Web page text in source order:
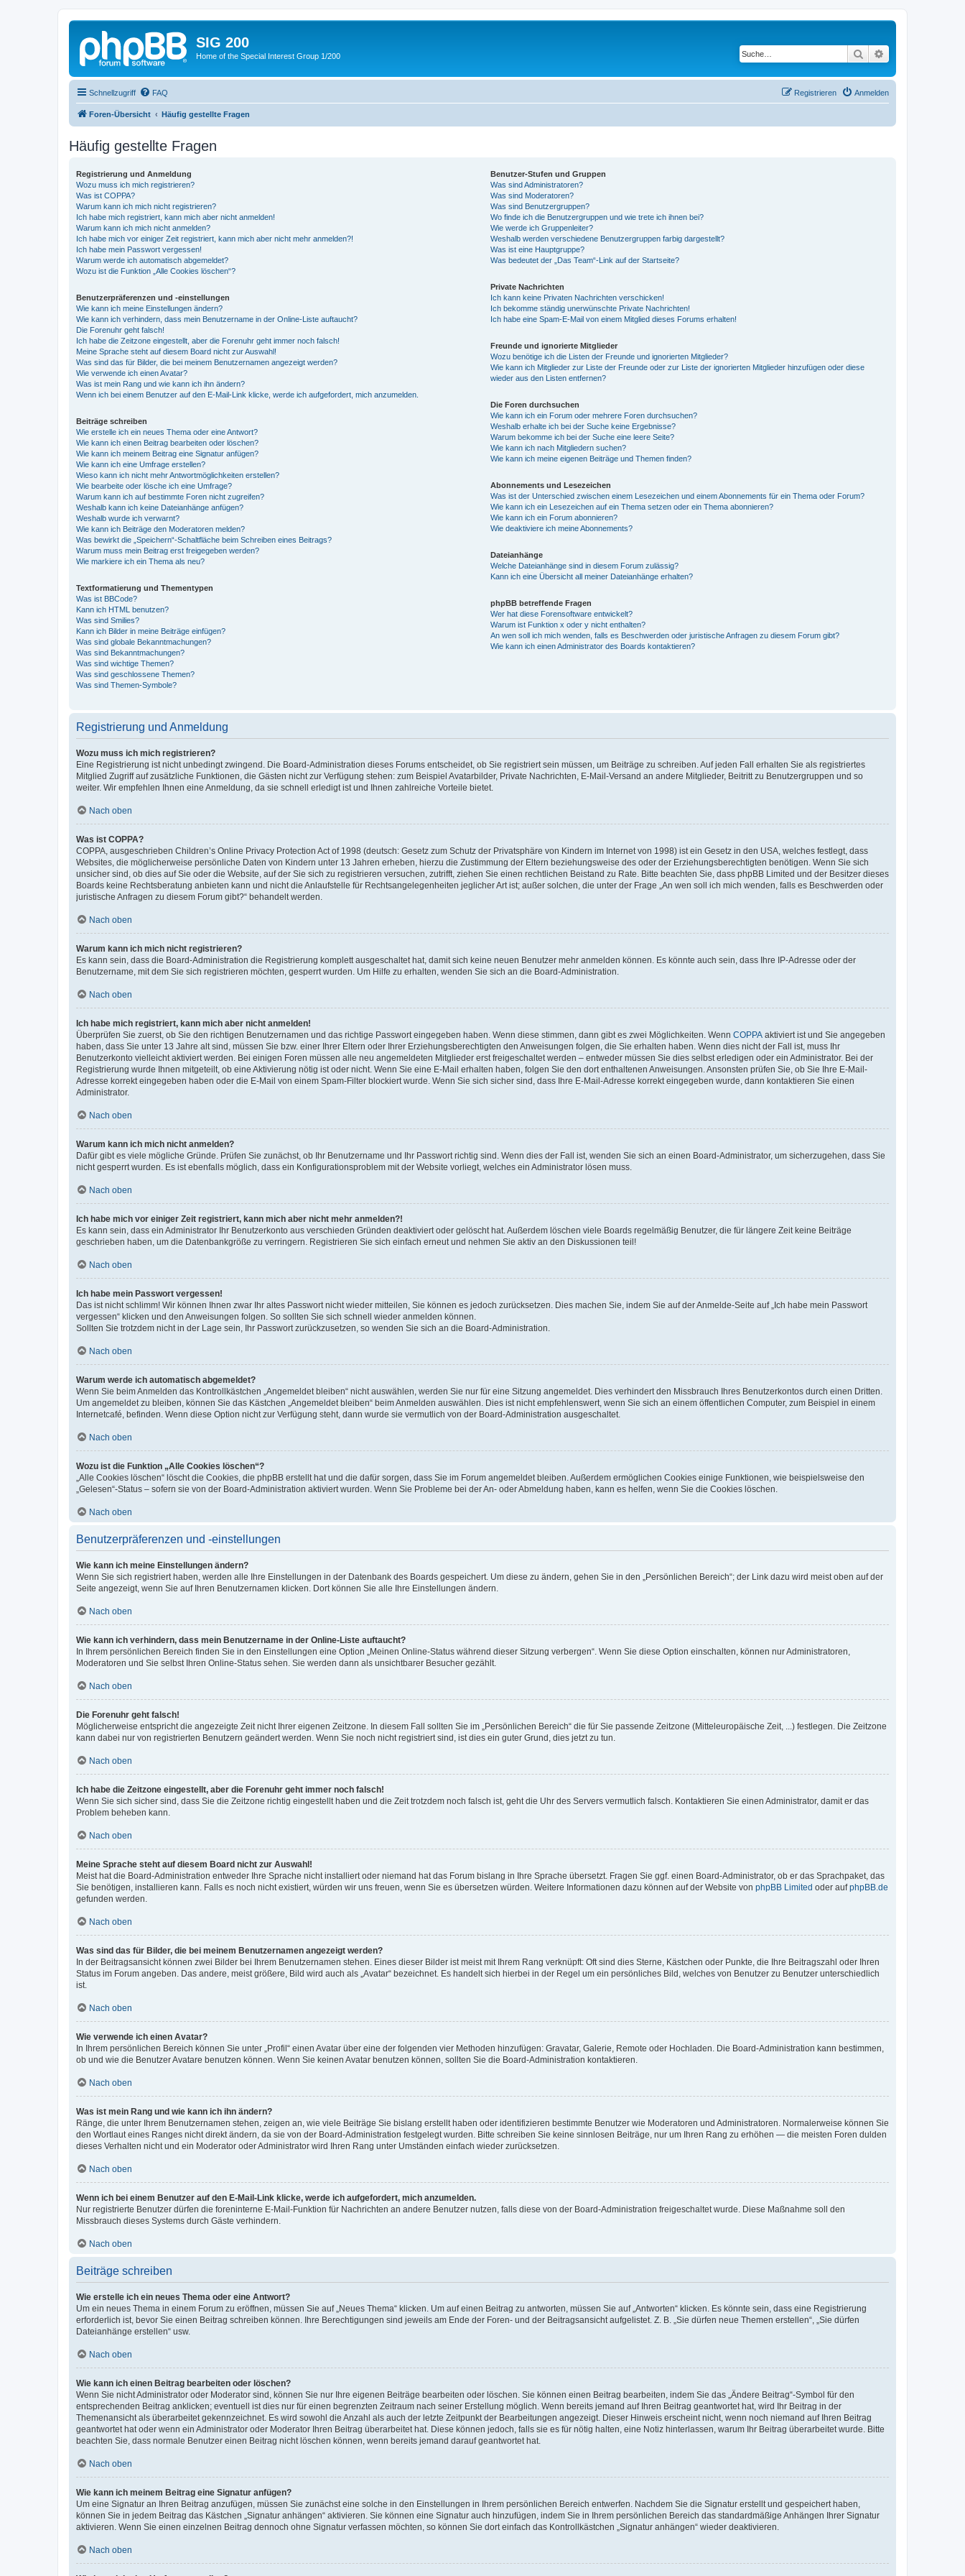
SIG 200
Home of the Special Interest Group 1/200 Suche
Schnellzugriff FAQ Anmelden
Registrieren
Foren-Übersicht Häufig gestellte Fragen
Häufig gestellte Fragen
Registrierung und Anmeldung
Wozu muss ich mich registrieren?
Was ist COPPA?
Warum kann ich mich nicht registrieren?
Ich habe mich registriert, kann mich aber nicht anmelden!
Warum kann ich mich nicht anmelden?
Ich habe mich vor einiger Zeit registriert, kann mich aber nicht mehr anmelden?!
Ich habe mein Passwort vergessen!
Warum werde ich automatisch abgemeldet?
Wozu ist die Funktion „Alle Cookies löschen“?
Benutzerpräferenzen und -einstellungen
Wie kann ich meine Einstellungen ändern?
Wie kann ich verhindern, dass mein Benutzername in der Online-Liste auftaucht?
Die Forenuhr geht falsch!
Ich habe die Zeitzone eingestellt, aber die Forenuhr geht immer noch falsch!
Meine Sprache steht auf diesem Board nicht zur Auswahl!
Was sind das für Bilder, die bei meinem Benutzernamen angezeigt werden?
Wie verwende ich einen Avatar?
Was ist mein Rang und wie kann ich ihn ändern?
Wenn ich bei einem Benutzer auf den E-Mail-Link klicke, werde ich aufgefordert, mich anzumelden.
Beiträge schreiben
Wie erstelle ich ein neues Thema oder eine Antwort?
Wie kann ich einen Beitrag bearbeiten oder löschen?
Wie kann ich meinem Beitrag eine Signatur anfügen?
Wie kann ich eine Umfrage erstellen?
Wieso kann ich nicht mehr Antwortmöglichkeiten erstellen?
Wie bearbeite oder lösche ich eine Umfrage?
Warum kann ich auf bestimmte Foren nicht zugreifen?
Weshalb kann ich keine Dateianhänge anfügen?
Weshalb wurde ich verwarnt?
Wie kann ich Beiträge den Moderatoren melden?
Was bewirkt die „Speichern“-Schaltfläche beim Schreiben eines Beitrags?
Warum muss mein Beitrag erst freigegeben werden?
Wie markiere ich ein Thema als neu?
Textformatierung und Thementypen
Was ist BBCode?
Kann ich HTML benutzen?
Was sind Smilies?
Kann ich Bilder in meine Beiträge einfügen?
Was sind globale Bekanntmachungen?
Was sind Bekanntmachungen?
Was sind wichtige Themen?
Was sind geschlossene Themen?
Was sind Themen-Symbole?
Benutzer-Stufen und Gruppen
Was sind Administratoren?
Was sind Moderatoren?
Was sind Benutzergruppen?
Wo finde ich die Benutzergruppen und wie trete ich ihnen bei?
Wie werde ich Gruppenleiter?
Weshalb werden verschiedene Benutzergruppen farbig dargestellt?
Was ist eine Hauptgruppe?
Was bedeutet der „Das Team“-Link auf der Startseite?
Private Nachrichten
Ich kann keine Privaten Nachrichten verschicken!
Ich bekomme ständig unerwünschte Private Nachrichten!
Ich habe eine Spam-E-Mail von einem Mitglied dieses Forums erhalten!
Freunde und ignorierte Mitglieder
Wozu benötige ich die Listen der Freunde und ignorierten Mitglieder?
Wie kann ich Mitglieder zur Liste der Freunde oder zur Liste der ignorierten Mitglieder hinzufügen oder diese
wieder aus den Listen entfernen?
Die Foren durchsuchen
Wie kann ich ein Forum oder mehrere Foren durchsuchen?
Weshalb erhalte ich bei der Suche keine Ergebnisse?
Warum bekomme ich bei der Suche eine leere Seite?
Wie kann ich nach Mitgliedern suchen?
Wie kann ich meine eigenen Beiträge und Themen finden?
Abonnements und Lesezeichen
Was ist der Unterschied zwischen einem Lesezeichen und einem Abonnements für ein Thema oder Forum?
Wie kann ich ein Lesezeichen auf ein Thema setzen oder ein Thema abonnieren?
Wie kann ich ein Forum abonnieren?
Wie deaktiviere ich meine Abonnements?
Dateianhänge
Welche Dateianhänge sind in diesem Forum zulässig?
Kann ich eine Übersicht all meiner Dateianhänge erhalten?
phpBB betreffende Fragen
Wer hat diese Forensoftware entwickelt?
Warum ist Funktion x oder y nicht enthalten?
An wen soll ich mich wenden, falls es Beschwerden oder juristische Anfragen zu diesem Forum gibt?
Wie kann ich einen Administrator des Boards kontaktieren?
Registrierung und Anmeldung
Wozu muss ich mich registrieren?
Eine Registrierung ist nicht unbedingt zwingend. Die Board-Administration dieses Forums entscheidet, ob Sie registriert sein müssen, um Beiträge zu schreiben. Auf jeden Fall erhalten Sie als registriertes
Mitglied Zugriff auf zusätzliche Funktionen, die Gästen nicht zur Verfügung stehen: zum Beispiel Avatarbilder, Private Nachrichten, E-Mail-Versand an andere Mitglieder, Beitritt zu Benutzergruppen und so
weiter. Wir empfehlen Ihnen eine Anmeldung, da sie schnell erledigt ist und Ihnen zahlreiche Vorteile bietet.
Nach oben
Was ist COPPA?
COPPA, ausgeschrieben Children’s Online Privacy Protection Act of 1998 (deutsch: Gesetz zum Schutz der Privatsphäre von Kindern im Internet von 1998) ist ein Gesetz in den USA, welches festlegt, dass
Websites, die möglicherweise persönliche Daten von Kindern unter 13 Jahren erheben, hierzu die Zustimmung der Eltern beziehungsweise des oder der Erziehungsberechtigten benötigen. Wenn Sie sich
unsicher sind, ob dies auf Sie oder die Website, auf der Sie sich zu registrieren versuchen, zutrifft, ziehen Sie einen rechtlichen Beistand zu Rate. Bitte beachten Sie, dass phpBB Limited und der Besitzer dieses
Boards keine Rechtsberatung anbieten kann und nicht die Anlaufstelle für Rechtsangelegenheiten jeglicher Art ist; außer solchen, die unter der Frage „An wen soll ich mich wenden, falls es Beschwerden oder
juristische Anfragen zu diesem Forum gibt?“ behandelt werden.
Nach oben
Warum kann ich mich nicht registrieren?
Es kann sein, dass die Board-Administration die Registrierung komplett ausgeschaltet hat, damit sich keine neuen Benutzer mehr anmelden können. Es könnte auch sein, dass Ihre IP-Adresse oder der
Benutzername, mit dem Sie sich registrieren möchten, gesperrt wurden. Um Hilfe zu erhalten, wenden Sie sich an die Board-Administration.
Nach oben
Ich habe mich registriert, kann mich aber nicht anmelden!
Überprüfen Sie zuerst, ob Sie den richtigen Benutzernamen und das richtige Passwort eingegeben haben. Wenn diese stimmen, dann gibt es zwei Möglichkeiten. Wenn COPPA aktiviert ist und Sie angegeben
haben, dass Sie unter 13 Jahre alt sind, müssen Sie bzw. einer Ihrer Eltern oder Ihrer Erziehungsberechtigten den Anweisungen folgen, die Sie erhalten haben. Wenn dies nicht der Fall ist, muss Ihr
Benutzerkonto vielleicht aktiviert werden. Bei einigen Foren müssen alle neu angemeldeten Mitglieder erst freigeschaltet werden – entweder müssen Sie dies selbst erledigen oder ein Administrator. Bei der
Registrierung wurde Ihnen mitgeteilt, ob eine Aktivierung nötig ist oder nicht. Wenn Sie eine E-Mail erhalten haben, folgen Sie den dort enthaltenen Anweisungen. Ansonsten prüfen Sie, ob Sie Ihre E-Mail-
Adresse korrekt eingegeben haben oder die E-Mail von einem Spam-Filter blockiert wurde. Wenn Sie sich sicher sind, dass Ihre E-Mail-Adresse korrekt eingegeben wurde, dann kontaktieren Sie einen
Administrator.
Nach oben
Warum kann ich mich nicht anmelden?
Dafür gibt es viele mögliche Gründe. Prüfen Sie zunächst, ob Ihr Benutzername und Ihr Passwort richtig sind. Wenn dies der Fall ist, wenden Sie sich an einen Board-Administrator, um sicherzugehen, dass Sie
nicht gesperrt wurden. Es ist ebenfalls möglich, dass ein Konfigurationsproblem mit der Website vorliegt, welches ein Administrator lösen muss.
Nach oben
Ich habe mich vor einiger Zeit registriert, kann mich aber nicht mehr anmelden?!
Es kann sein, dass ein Administrator Ihr Benutzerkonto aus verschieden Gründen deaktiviert oder gelöscht hat. Außerdem löschen viele Boards regelmäßig Benutzer, die für längere Zeit keine Beiträge
geschrieben haben, um die Datenbankgröße zu verringern. Registrieren Sie sich einfach erneut und nehmen Sie aktiv an den Diskussionen teil!
Nach oben
Ich habe mein Passwort vergessen!
Das ist nicht schlimm! Wir können Ihnen zwar Ihr altes Passwort nicht wieder mitteilen, Sie können es jedoch zurücksetzen. Dies machen Sie, indem Sie auf der Anmelde-Seite auf „Ich habe mein Passwort
vergessen“ klicken und den Anweisungen folgen. So sollten Sie sich schnell wieder anmelden können.
Sollten Sie trotzdem nicht in der Lage sein, Ihr Passwort zurückzusetzen, so wenden Sie sich an die Board-Administration.
Nach oben
Warum werde ich automatisch abgemeldet?
Wenn Sie beim Anmelden das Kontrollkästchen „Angemeldet bleiben“ nicht auswählen, werden Sie nur für eine Sitzung angemeldet. Dies verhindert den Missbrauch Ihres Benutzerkontos durch einen Dritten.
Um angemeldet zu bleiben, können Sie das Kästchen „Angemeldet bleiben“ beim Anmelden auswählen. Dies ist nicht empfehlenswert, wenn Sie sich an einem öffentlichen Computer, zum Beispiel in einem
Internetcafé, befinden. Wenn diese Option nicht zur Verfügung steht, dann wurde sie vermutlich von der Board-Administration ausgeschaltet.
Nach oben
Wozu ist die Funktion „Alle Cookies löschen“?
„Alle Cookies löschen“ löscht die Cookies, die phpBB erstellt hat und die dafür sorgen, dass Sie im Forum angemeldet bleiben. Außerdem ermöglichen Cookies einige Funktionen, wie beispielsweise den
„Gelesen“-Status – sofern sie von der Board-Administration aktiviert wurden. Wenn Sie Probleme bei der An- oder Abmeldung haben, kann es helfen, wenn Sie die Cookies löschen.
Nach oben
Benutzerpräferenzen und -einstellungen
Wie kann ich meine Einstellungen ändern?
Wenn Sie sich registriert haben, werden alle Ihre Einstellungen in der Datenbank des Boards gespeichert. Um diese zu ändern, gehen Sie in den „Persönlichen Bereich“; der Link dazu wird meist oben auf der
Seite angezeigt, wenn Sie auf Ihren Benutzernamen klicken. Dort können Sie alle Ihre Einstellungen ändern.
Nach oben
Wie kann ich verhindern, dass mein Benutzername in der Online-Liste auftaucht?
In Ihrem persönlichen Bereich finden Sie in den Einstellungen eine Option „Meinen Online-Status während dieser Sitzung verbergen“. Wenn Sie diese Option einschalten, können nur Administratoren,
Moderatoren und Sie selbst Ihren Online-Status sehen. Sie werden dann als unsichtbarer Besucher gezählt.
Nach oben
Die Forenuhr geht falsch!
Möglicherweise entspricht die angezeigte Zeit nicht Ihrer eigenen Zeitzone. In diesem Fall sollten Sie im „Persönlichen Bereich“ die für Sie passende Zeitzone (Mitteleuropäische Zeit, ...) festlegen. Die Zeitzone
kann dabei nur von registrierten Benutzern geändert werden. Wenn Sie noch nicht registriert sind, ist dies ein guter Grund, dies jetzt zu tun.
Nach oben
Ich habe die Zeitzone eingestellt, aber die Forenuhr geht immer noch falsch!
Wenn Sie sich sicher sind, dass Sie die Zeitzone richtig eingestellt haben und die Zeit trotzdem noch falsch ist, geht die Uhr des Servers vermutlich falsch. Kontaktieren Sie einen Administrator, damit er das
Problem beheben kann.
Nach oben
Meine Sprache steht auf diesem Board nicht zur Auswahl!
Meist hat die Board-Administration entweder Ihre Sprache nicht installiert oder niemand hat das Forum bislang in Ihre Sprache übersetzt. Fragen Sie ggf. einen Board-Administrator, ob er das Sprachpaket, das
Sie benötigen, installieren kann. Falls es noch nicht existiert, würden wir uns freuen, wenn Sie es übersetzen würden. Weitere Informationen dazu können auf der Website von phpBB Limited oder aufphpBB.de
gefunden werden.
Nach oben
Was sind das für Bilder, die bei meinem Benutzernamen angezeigt werden?
In der Beitragsansicht können zwei Bilder bei Ihrem Benutzernamen stehen. Eines dieser Bilder ist meist mit Ihrem Rang verknüpft: Oft sind dies Sterne, Kästchen oder Punkte, die Ihre Beitragszahl oder Ihren
Status im Forum angeben. Das andere, meist größere, Bild wird auch als „Avatar“ bezeichnet. Es handelt sich hierbei in der Regel um ein persönliches Bild, welches von Benutzer zu Benutzer unterschiedlich
ist.
Nach oben
Wie verwende ich einen Avatar?
In Ihrem persönlichen Bereich können Sie unter „Profil“ einen Avatar über eine der folgenden vier Methoden hinzufügen: Gravatar, Galerie, Remote oder Hochladen. Die Board-Administration kann bestimmen,
ob und wie die Benutzer Avatare benutzen können. Wenn Sie keinen Avatar benutzen können, sollten Sie die Board-Administration kontaktieren.
Nach oben
Was ist mein Rang und wie kann ich ihn ändern?
Ränge, die unter Ihrem Benutzernamen stehen, zeigen an, wie viele Beiträge Sie bislang erstellt haben oder identifizieren bestimmte Benutzer wie Moderatoren und Administratoren. Normalerweise können Sie
den Wortlaut eines Ranges nicht direkt ändern, da sie von der Board-Administration festgelegt wurden. Bitte schreiben Sie keine sinnlosen Beiträge, nur um Ihren Rang zu erhöhen — die meisten Foren dulden
dieses Verhalten nicht und ein Moderator oder Administrator wird Ihren Rang unter Umständen einfach wieder zurücksetzen.
Nach oben
Wenn ich bei einem Benutzer auf den E-Mail-Link klicke, werde ich aufgefordert, mich anzumelden.
Nur registrierte Benutzer dürfen die foreninterne E-Mail-Funktion für Nachrichten an andere Benutzer nutzen, falls diese von der Board-Administration freigeschaltet wurde. Diese Maßnahme soll den
Missbrauch dieses Systems durch Gäste verhindern.
Nach oben
Beiträge schreiben
Wie erstelle ich ein neues Thema oder eine Antwort?
Um ein neues Thema in einem Forum zu eröffnen, müssen Sie auf „Neues Thema“ klicken. Um auf einen Beitrag zu antworten, müssen Sie auf „Antworten“ klicken. Es könnte sein, dass eine Registrierung
erforderlich ist, bevor Sie einen Beitrag schreiben können. Ihre Berechtigungen sind jeweils am Ende der Foren- und der Beitragsansicht aufgelistet. Z. B. „Sie dürfen neue Themen erstellen“, „Sie dürfen
Dateianhänge erstellen“ usw.
Nach oben
Wie kann ich einen Beitrag bearbeiten oder löschen?
Wenn Sie nicht Administrator oder Moderator sind, können Sie nur Ihre eigenen Beiträge bearbeiten oder löschen. Sie können einen Beitrag bearbeiten, indem Sie das „Ändere Beitrag“-Symbol für den
entsprechenden Beitrag anklicken; eventuell ist dies nur für einen begrenzten Zeitraum nach seiner Erstellung möglich. Wenn bereits jemand auf Ihren Beitrag geantwortet hat, wird Ihr Beitrag in der
Themenansicht als überarbeitet gekennzeichnet. Es wird sowohl die Anzahl als auch der letzte Zeitpunkt der Bearbeitungen angezeigt. Dieser Hinweis erscheint nicht, wenn noch niemand auf Ihren Beitrag
geantwortet hat oder wenn ein Administrator oder Moderator Ihren Beitrag überarbeitet hat. Diese können jedoch, falls sie es für nötig halten, eine Notiz hinterlassen, warum Ihr Beitrag überarbeitet wurde. Bitte
beachten Sie, dass normale Benutzer einen Beitrag nicht löschen können, wenn bereits jemand darauf geantwortet hat.
Nach oben
Wie kann ich meinem Beitrag eine Signatur anfügen?
Um eine Signatur an Ihren Beitrag anzufügen, müssen Sie zunächst eine solche in den Einstellungen in Ihrem persönlichen Bereich entwerfen. Nachdem Sie die Signatur erstellt und gespeichert haben,
können Sie in jedem Beitrag das Kästchen „Signatur anhängen“ aktivieren. Sie können eine Signatur auch hinzufügen, indem Sie in Ihrem persönlichen Bereich das standardmäßige Anhängen Ihrer Signatur
aktivieren. Wenn Sie einen einzelnen Beitrag dennoch ohne Signatur verfassen möchten, so können Sie dort einfach das Kontrollkästchen „Signatur anhängen“ wieder deaktivieren.
Nach oben